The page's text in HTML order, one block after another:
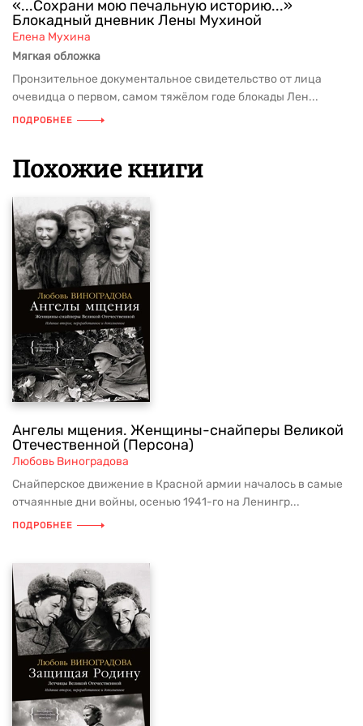
«...Сохрани мою печальную историю...»
Блокадный дневник Лены Мухиной
Елена Мухина
Мягкая обложка
Пронзительное документальное свидетельство от лица
очевидца о первом, самом тяжёлом годе блокады Лен...
ПОДРОБНЕЕ
Похожие книги
Ангелы мщения. Женщины-снайперы Великой
Отечественной (Персона)
Любовь Виноградова
Снайперское движение в Красной армии началось в самые
отчаянные дни войны, осенью 1941-го на Ленингр...
ПОДРОБНЕЕ